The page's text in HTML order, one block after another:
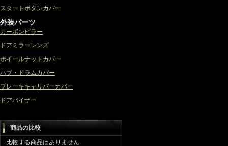
スタートボタンカバー
外装パーツ
カーボンピラー
ドアミラーレンズ
ホイールナットカバー
ハブ・ドラムカバー
ブレーキキャリパーカバー
ドアバイザー
商品の比較
比較する商品はありません